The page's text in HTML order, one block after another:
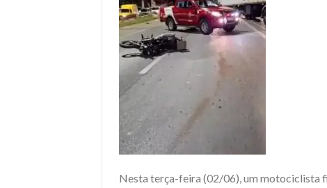
Nesta terça-feira (02/06), um motociclista